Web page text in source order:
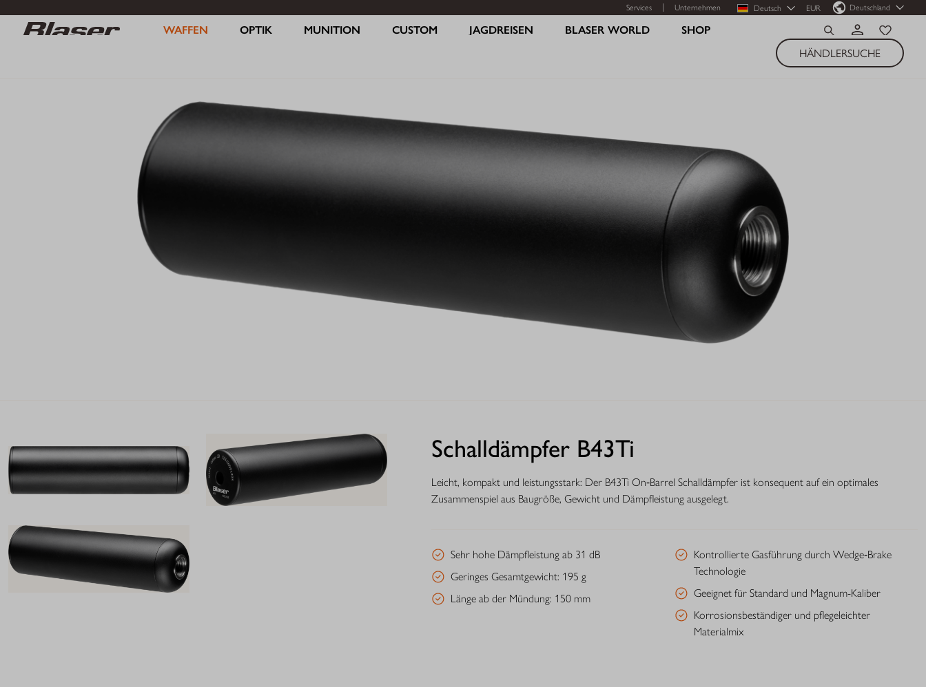
Services Unternehmen Deutsch EUR Deutschland
WAFFEN OPTIK MUNITION CUSTOM JAGDREISEN BLASER WORLD SHOP
HÄNDLERSUCHE
Schalldämpfer B43Ti
Leicht, kompakt und leistungsstark: Der B43Ti On‑Barrel Schalldämpfer ist konsequent auf ein optimales
Zusammenspiel aus Baugröße, Gewicht und Dämpfleistung ausgelegt.
Sehr hohe Dämpfleistung ab 31 dB
Geringes Gesamtgewicht: 195 g
Länge ab der Mündung: 150 mm
Kontrollierte Gasführung durch Wedge‑Brake
Technologie
Geeignet für Standard und Magnum-Kaliber
Korrosionsbeständiger und pflegeleichter
Materialmix